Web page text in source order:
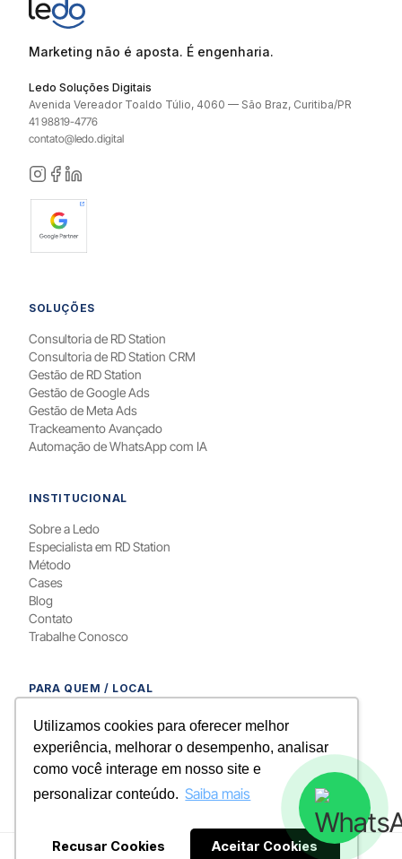
Utilizamos cookies para oferecer melhor
experiência, melhorar o desempenho, analisar
como você interage em nosso site e
personalizar conteúdo. Saiba mais
Recusar Cookies Aceitar Cookies
Marketing não é aposta. É engenharia.
Ledo Soluções Digitais
Avenida Vereador Toaldo Túlio, 4060 — São Braz, Curitiba/PR
41 98819-4776
contato@ledo.digital
SOLUÇÕES
Consultoria de RD Station
Consultoria de RD Station CRM
Gestão de RD Station
Gestão de Google Ads
Gestão de Meta Ads
Trackeamento Avançado
Automação de WhatsApp com IA
INSTITUCIONAL
Sobre a Ledo
Especialista em RD Station
Método
Cases
Blog
Contato
Trabalhe Conosco
PARA QUEM / LOCAL
Para Psicólogos
RD Station em Curitiba
Google Ads em Curitiba
Google Ads em Brasília